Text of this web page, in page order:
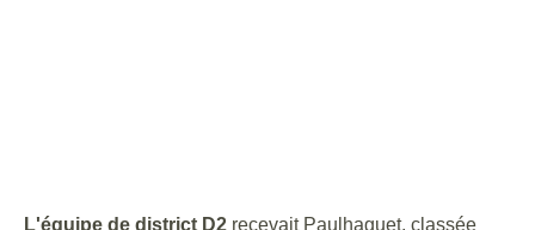
L'équipe de district D2 recevait Paulhaguet, classée